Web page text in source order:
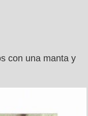
con una manta y